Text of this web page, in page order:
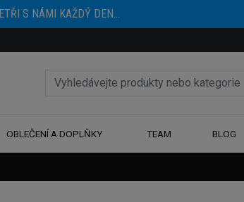
S NÁMI KAŽDÝ DEN...
OBLEČENÍ A DOPLŇKY TEAM BLOG